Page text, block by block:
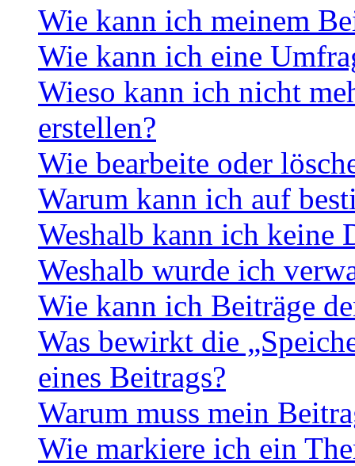
Wie kann ich meinem
Wie kann ich eine
Wieso kann ich nicht
erstellen?
Wie bearbeite oder
Warum kann ich auf
Weshalb kann ich keine
Weshalb wurde ich
Wie kann ich Beiträge
Was bewirkt die
eines Beitrags?
Warum muss mein
Wie markiere ich ein